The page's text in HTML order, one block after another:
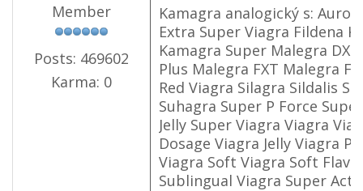
Member
Posts: 469602
Karma: 0
Kamagra analogický s:
Extra Super Viagra Fildena
Kamagra Super Malegra
Plus Malegra FXT Malegra
Red Viagra Silagra Sildalis
Suhagra Super P Force
Jelly Super Viagra Viagra
Dosage Viagra Jelly Viagra
Viagra Soft Viagra Soft
Sublingual Viagra Super